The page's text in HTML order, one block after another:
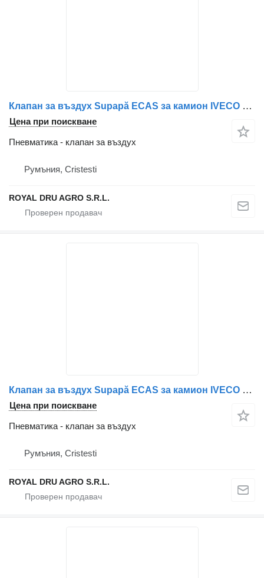
Клапан за въздух Supapă ECAS за камион IVECO cu patru ieșiri, coduri multiple
Цена при поискване
Пневматика - клапан за въздух
Румъния, Cristesti
ROYAL DRU AGRO S.R.L.
Клапан за въздух Supapă ECAS за камион IVECO 81259026240 / 81259026158 / 81259029158
Цена при поискване
Пневматика - клапан за въздух
Румъния, Cristesti
ROYAL DRU AGRO S.R.L.